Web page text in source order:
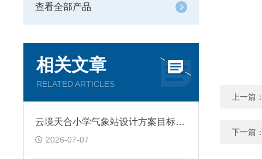
查看全部产品
相关文章
RELATED ARTICLES
云境天合小学气象站设计方案目标—帮助学生夯实气象知识，提升科学探究能力
2026-07-07
上一篇
下一篇